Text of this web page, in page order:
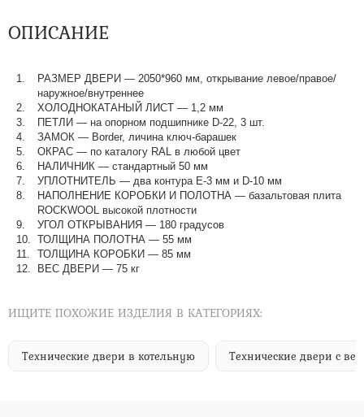
ОПИСАНИЕ
РАЗМЕР ДВЕРИ — 2050*960 мм, открывание левое/правое/
наружное/внутреннее
ХОЛОДНОКАТАНЫЙ ЛИСТ — 1,2 мм
ПЕТЛИ — на опорном подшипнике D-22, 3 шт.
ЗАМОК — Border, личина ключ-барашек
ОКРАС — по каталогу RAL в любой цвет​​​​​​​
НАЛИЧНИК — стандартный 50 мм
УПЛОТНИТЕЛЬ — два контура Е-3 мм и D-10 мм
НАПОЛНЕНИЕ КОРОБКИ И ПОЛОТНА — базальтовая плита
ROCKWOOL высокой плотности
УГОЛ ОТКРЫВАНИЯ — 180 градусов
ТОЛЩИНА ПОЛОТНА — 55 мм
ТОЛЩИНА КОРОБКИ — 85 мм
ВЕС ДВЕРИ — 75 кг
ИЩИТЕ ПОХОЖИЕ ИЗДЕЛИЯ В КАТЕГОРИЯХ:
Технические двери в котельную Технические двери с